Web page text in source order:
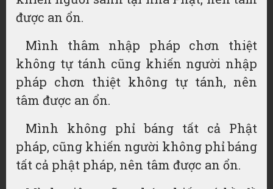
được an ổn.
Mình thâm nhập pháp chơn thiệt
không tự tánh cũng khiến người nhập
pháp chơn thiệt không tự tánh, nên
tâm được an ổn.
Mình không phỉ báng tất cả Phật
pháp, cũng khiến người không phỉ báng
tất cả phật pháp, nên tâm được an ổn.